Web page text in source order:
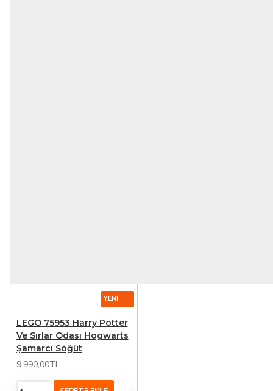
YENI
LEGO 75953 Harry Potter
Ve Sırlar Odası Hogwarts
Şamarcı Söğüt
9.990,00TL